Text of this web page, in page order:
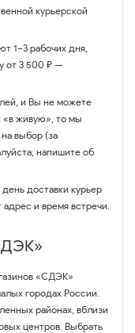
курьерской
1–3 рабочих дня,
от 3 500 ₽ —
и Вы не можете
«в живую», то мы
выбор (за
напишите об
доставки курьер
адрес и время встречи.
«СДЭК»
городах России.
районах, вблизи
центров. Выбрать